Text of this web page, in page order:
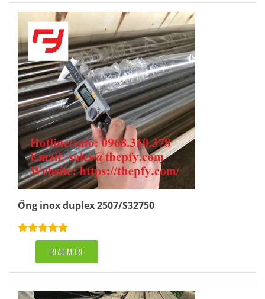
Ống inox duplex 2507/S32750
Rated5.00
out of 5READ MORE